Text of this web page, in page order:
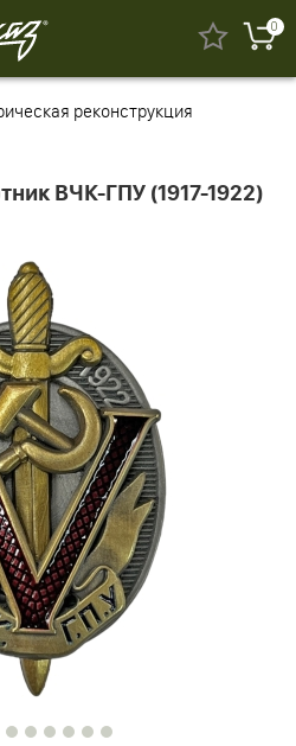
0
реконструкция
ВЧК-ГПУ (1917-1922)